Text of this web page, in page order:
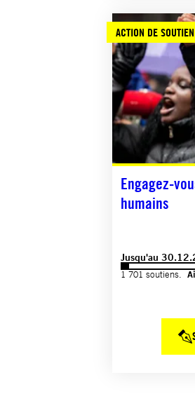
ACTION DE SOUTIEN
Engagez-
humains
Jusqu'au
1 701 soutiens.